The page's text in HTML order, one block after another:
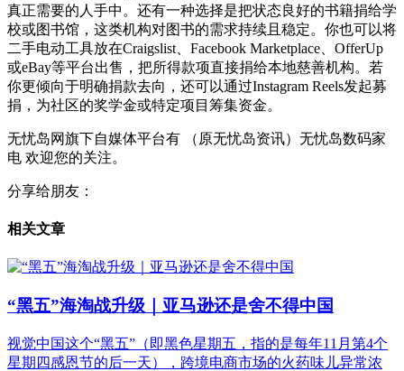
真正需要的人手中。还有一种选择是把状态良好的书籍捐给学
校或图书馆，这类机构对图书的需求持续且稳定。你也可以将
二手电动工具放在Craigslist、Facebook Marketplace、OfferUp
或eBay等平台出售，把所得款项直接捐给本地慈善机构。若
你更倾向于明确捐款去向，还可以通过Instagram Reels发起募
捐，为社区的奖学金或特定项目筹集资金。
无忧岛网旗下自媒体平台有 （原无忧岛资讯）无忧岛数码家
电 欢迎您的关注。
分享给朋友：
相关文章
“黑五”海淘战升级｜亚马逊还是舍不得中国
视觉中国这个“黑五”（即黑色星期五，指的是每年11月第4个
星期四感恩节的后一天），跨境电商市场的火药味儿异常浓